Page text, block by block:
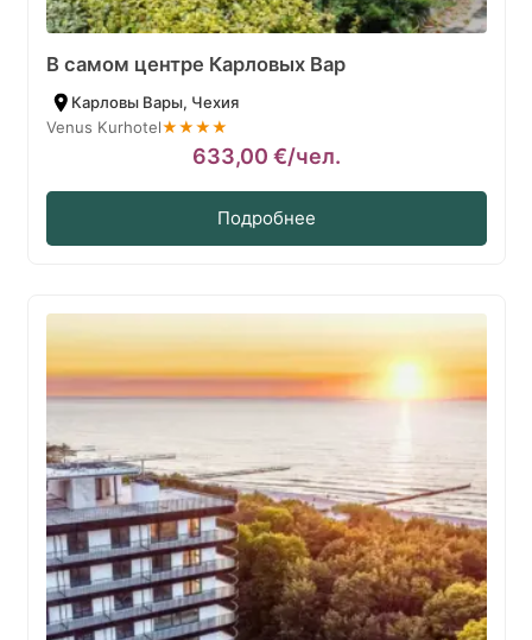
В самом центре Карловых Вар
Карловы Вары, Чехия
Venus Kurhotel★★★★
633,00 €/чел.
Подробнее